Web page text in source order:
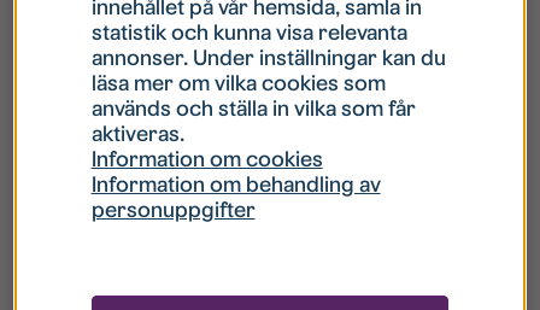
Hur gör jag om mitt konto är låst?
Hur gör jag när jag glömt mitt lösenord?
Vad innebär Gästkonto/Gästanvändare?
innehållet på vår hemsida, samla in
statistik och kunna visa relevanta
annonser. Under inställningar kan du
läsa mer om vilka cookies som
används och ställa in vilka som får
aktiveras.
Information om cookies
Information om behandling av
personuppgifter